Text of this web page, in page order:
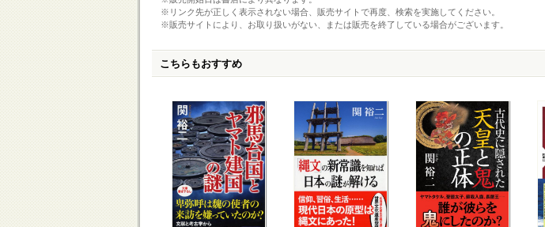
※リンク先が正しく表示されない場合、販売サイトで再度、検索を実施してください。
※販売サイトにより、お取り扱いがない、または販売を終了している場合がございます。
こちらもおすすめ